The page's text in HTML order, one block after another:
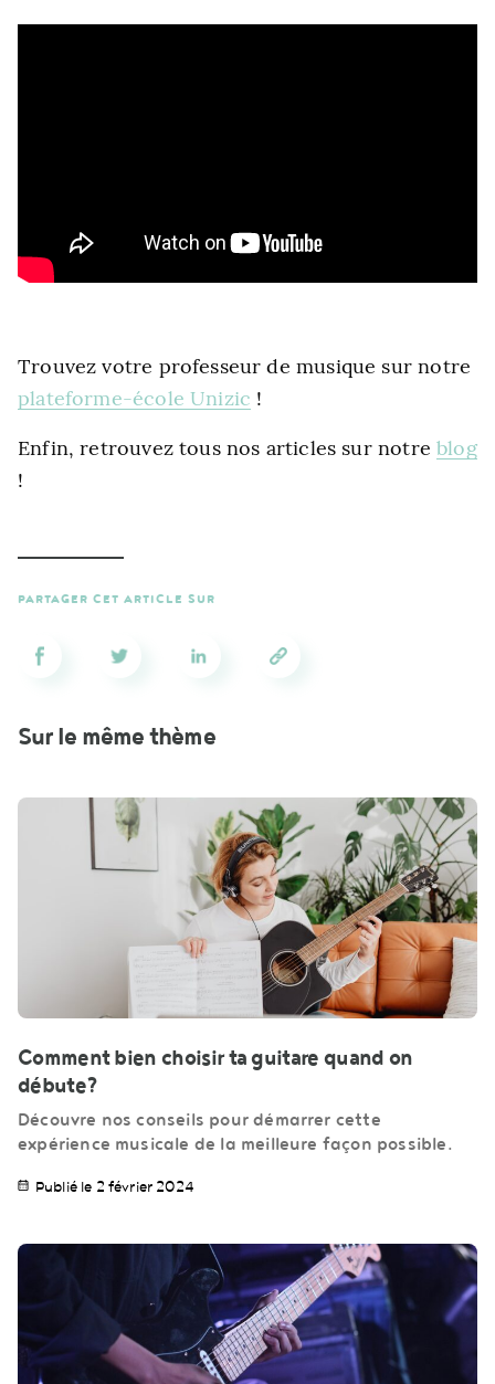
Trouvez votre professeur de musique sur notre
plateforme-école Unizic !
Enfin, retrouvez tous nos articles sur notreblog
!
PARTAGER CET ARTICLE SUR
Sur le même thème
Comment bien choisir ta guitare quand on
débute?
Découvre nos conseils pour démarrer cette
expérience musicale de la meilleure façon possible.
Publié le 2 février 2024